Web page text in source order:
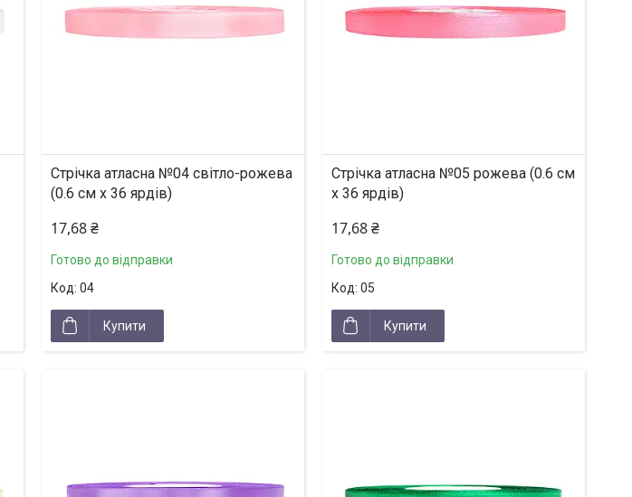
Стрічка атласна №04 світло-рожева
(0.6 см х 36 ярдів)
17,68 ₴
Готово до відправки
04
Купити
Стрічка атласна №05 рожева (0.6 см
х 36 ярдів)
17,68 ₴
Готово до відправки
05
Купити